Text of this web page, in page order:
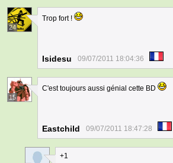
24
Trop fort !
Isidesu 09/07/2011 18:04:36
15
C'est toujours aussi génial cette BD
Eastchild 09/07/2011 18:47:28
+1